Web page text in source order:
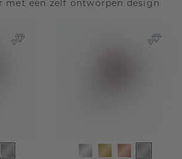
met een zelf ontworpen design